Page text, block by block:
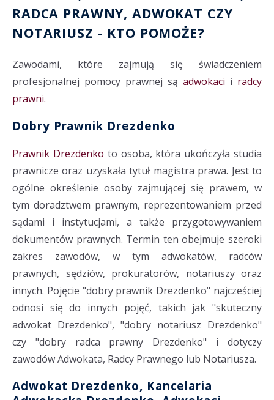
RADCA PRAWNY, ADWOKAT CZY
NOTARIUSZ - KTO POMOŻE?
Zawodami, które zajmują się świadczeniem
profesjonalnej pomocy prawnej są adwokaci i radcy
prawni.
Dobry Prawnik Drezdenko
Prawnik Drezdenko to osoba, która ukończyła studia
prawnicze oraz uzyskała tytuł magistra prawa. Jest to
ogólne określenie osoby zajmującej się prawem, w
tym doradztwem prawnym, reprezentowaniem przed
sądami i instytucjami, a także przygotowywaniem
dokumentów prawnych. Termin ten obejmuje szeroki
zakres zawodów, w tym adwokatów, radców
prawnych, sędziów, prokuratorów, notariuszy oraz
innych. Pojęcie "dobry prawnik Drezdenko" najcześciej
odnosi się do innych pojęć, takich jak "skuteczny
adwokat Drezdenko", "dobry notariusz Drezdenko"
czy "dobry radca prawny Drezdenko" i dotyczy
zawodów Adwokata, Radcy Prawnego lub Notariusza.
Adwokat Drezdenko, Kancelaria